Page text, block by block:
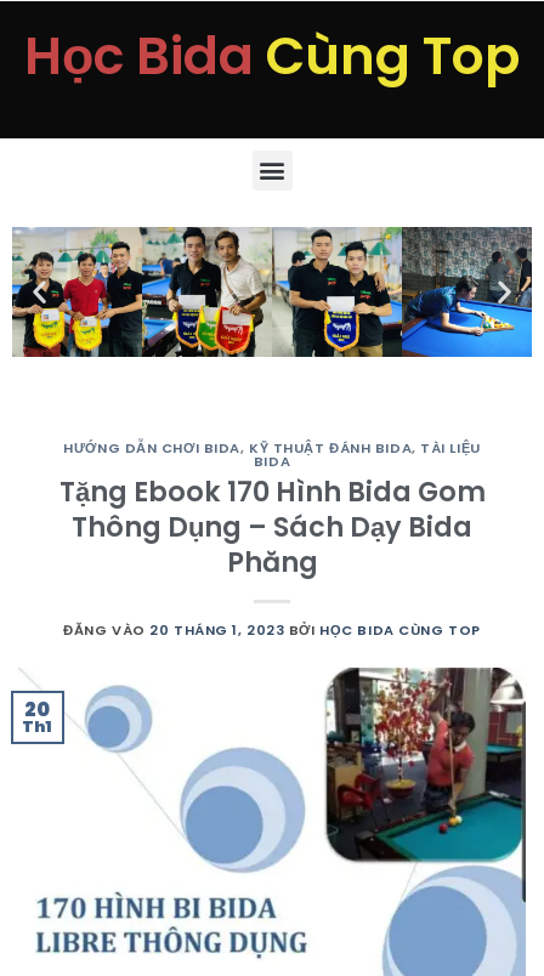
Học Bida Cùng Top
HƯỚNG DẪN CHƠI BIDA, KỸ THUẬT ĐÁNH BIDA, TÀI LIỆU
BIDA
Tặng Ebook 170 Hình Bida Gom
Thông Dụng – Sách Dạy Bida
Phăng
ĐĂNG VÀO 20 THÁNG 1, 2023 BỞI HỌC BIDA CÙNG TOP
20
Th1